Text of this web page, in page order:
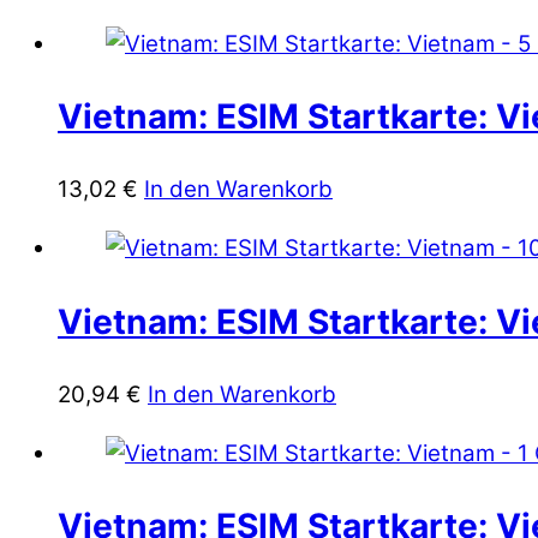
Vietnam: ESIM Startkarte:
13,02 € In den Warenkorb
Vietnam: ESIM Startkarte:
20,94 € In den Warenkorb
Vietnam: ESIM Startkarte: